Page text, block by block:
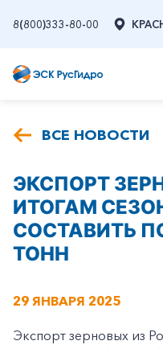
8(800)333-80-00
ВСЕ НОВОСТИ
ЭКСПОРТ
ИТОГАМ
СОСТАВИТЬ
ТОНН
29 ЯНВАРЯ 2025
Экспорт зерновых из